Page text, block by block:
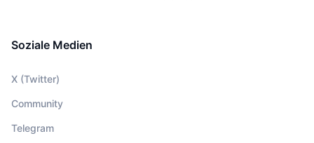
Soziale Medien
X (Twitter)
Community
Telegram